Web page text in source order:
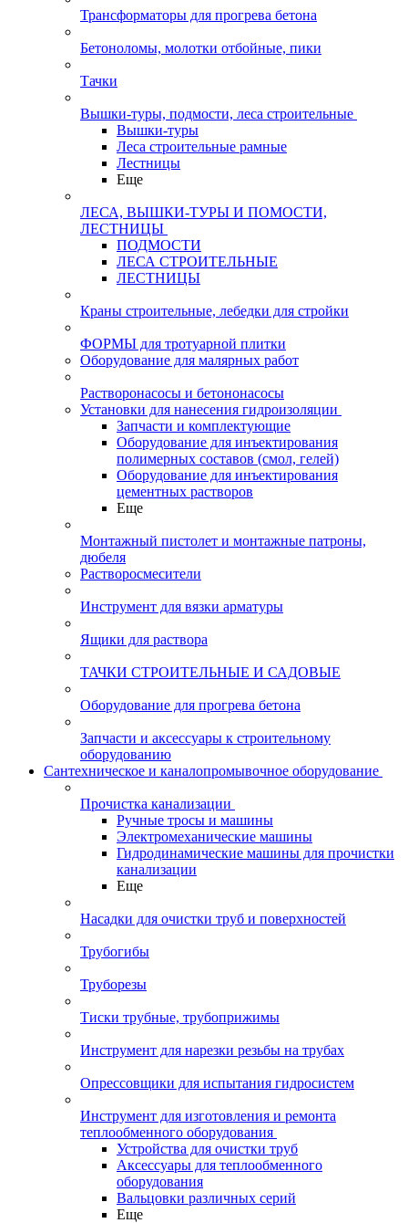
Трансформаторы для прогрева бетона
Бетоноломы, молотки отбойные, пики
Тачки
Вышки-туры, подмости, леса строительные
Вышки-туры
Леса строительные рамные
Лестницы
Еще
ЛЕСА, ВЫШКИ-ТУРЫ И ПОМОСТИ,
ЛЕСТНИЦЫ
ПОДМОСТИ
ЛЕСА СТРОИТЕЛЬНЫЕ
ЛЕСТНИЦЫ
Краны строительные, лебедки для стройки
ФОРМЫ для тротуарной плитки
Оборудование для малярных работ
Растворонасосы и бетононасосы
Установки для нанесения гидроизоляции
Запчасти и комплектующие
Оборудование для инъектирования
полимерных составов (смол, гелей)
Оборудование для инъектирования
цементных растворов
Еще
Монтажный пистолет и монтажные патроны,
дюбеля
Растворосмесители
Инструмент для вязки арматуры
Ящики для раствора
ТАЧКИ СТРОИТЕЛЬНЫЕ И САДОВЫЕ
Оборудование для прогрева бетона
Запчасти и аксессуары к строительному
оборудованию
Сантехническое и каналопромывочное оборудование
Прочистка канализации
Ручные тросы и машины
Электромеханические машины
Гидродинамические машины для прочистки
канализации
Еще
Насадки для очистки труб и поверхностей
Трубогибы
Труборезы
Тиски трубные, трубоприжимы
Инструмент для нарезки резьбы на трубах
Опрессовщики для испытания гидросистем
Инструмент для изготовления и ремонта
теплообменного оборудования
Устройства для очистки труб
Аксессуары для теплообменного
оборудования
Вальцовки различных серий
Еще